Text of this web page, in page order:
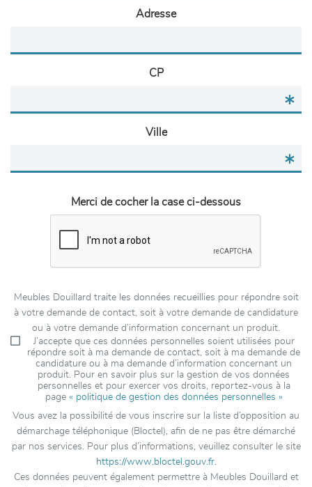
Adresse
CP
Ville
Merci de cocher la case ci-dessous
Meubles Douillard traite les données recueillies pour répondre soit
à votre demande de contact, soit à votre demande de candidature
ou à votre demande d’information concernant un produit.
J’accepte que ces données personnelles soient utilisées pour
répondre soit à ma demande de contact, soit à ma demande de
candidature ou à ma demande d’information concernant un
produit. Pour en savoir plus sur la gestion de vos données
personnelles et pour exercer vos droits, reportez-vous à la
page « politique de gestion des données personnelles »
Vous avez la possibilité de vous inscrire sur la liste d’opposition au
démarchage téléphonique (Bloctel), afin de ne pas être démarché
par nos services. Pour plus d’informations, veuillez consulter le site
https://www.bloctel.gouv.fr.
Ces données peuvent également permettre à Meubles Douillard et